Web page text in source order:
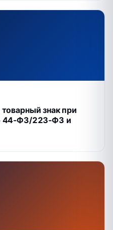
знак при
44‑ФЗ/223‑ФЗ и